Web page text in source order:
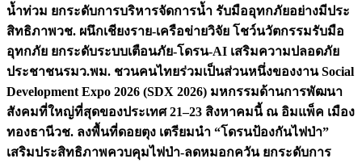
น้ำท่วม ยกระดับการบริหารจัดการน้ำ รับมืออุทกภัยอย่างมีประ
สิทธิภาพวช. ผนึกเชียงราย-เครือข่ายวิจัย โชว์นวัตกรรมรับมือ
อุทกภัย ยกระดับระบบเตือนภัย-โดรน-AI เสริมความปลอดภัย
ประชาชนรมว.พม. ชวนคนไทยร่วมเป็นส่วนหนึ่งของงาน Social
Development Expo 2026 (SDX 2026) มหกรรมด้านการพัฒนา
สังคมที่ใหญ่ที่สุดของประเทศ 21–23 สิงหาคมนี้ ณ อิมแพ็ค เมือง
ทองธานีวช. ลงพื้นที่ดอยตุง เตรียมนำ “โดรนป้องกันไฟป่า”
เสริมประสิทธิภาพควบคุมไฟป่า-ลดหมอกควัน ยกระดับการ